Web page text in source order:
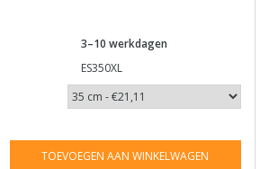
3–10 werkdagen
ES350XL
TOEVOEGEN AAN WINKELWAGEN